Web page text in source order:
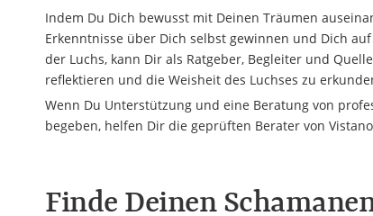
Indem Du Dich bewusst mit Deinen Träumen
Erkenntnisse über Dich selbst gewinnen und Dich
der Luchs, kann Dir als Ratgeber, Begleiter und
reflektieren und die Weisheit des Luchses zu
Wenn Du Unterstützung und eine Beratung von
begeben, helfen Dir die geprüften Berater von
Finde Deinen